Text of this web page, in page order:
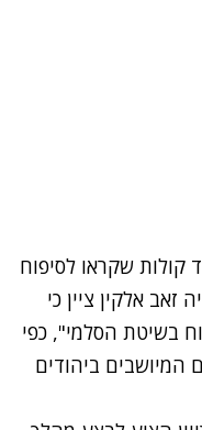
קולות שקראו לסיפוח
זאב אלקין ציין כי
בשיטת הסלמי", כפי
המיושבים ביהודים